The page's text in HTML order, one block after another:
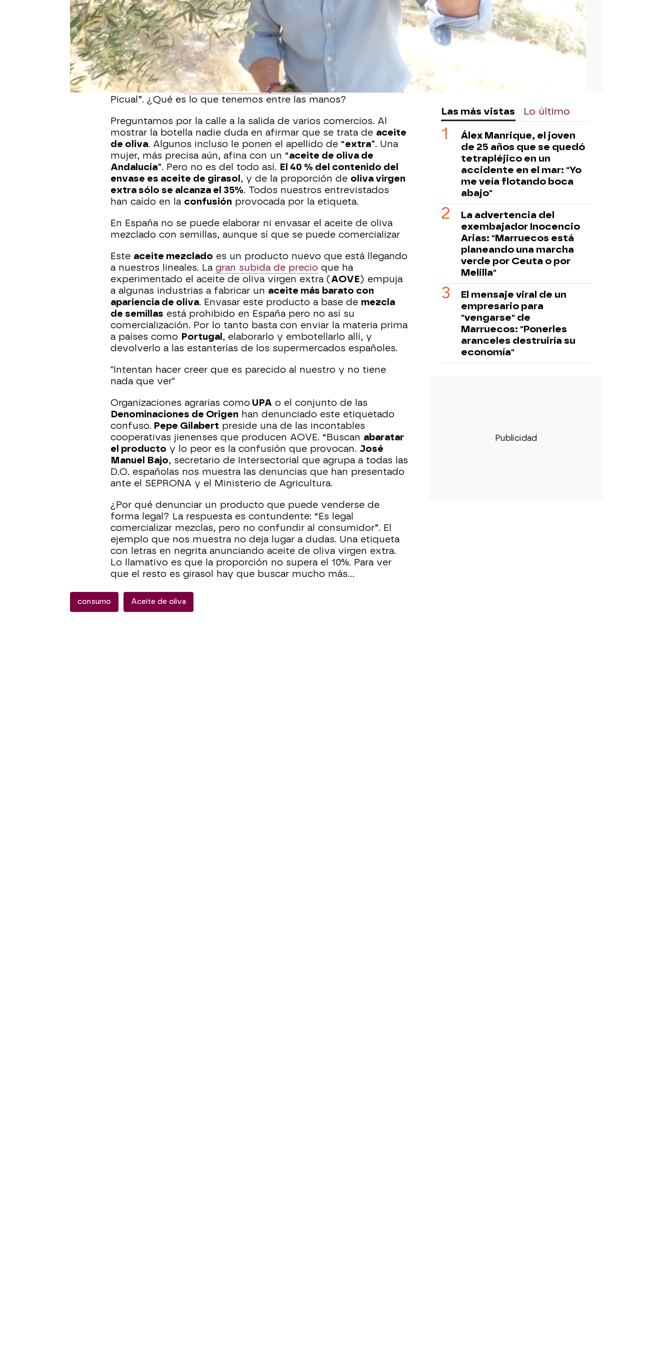
La mujer de la etiqueta mira al consumidor con ojos llenos de
arte. Las manos tejen ondas y su vestido con volantes nos
lleva a la feria de cualquier localidad andaluza. Guirnaldas de
aceitunasencuadran la pegatina sobre la botella de plástico.
Un par degirasoles
aparecen en un discreto segundo plano. Si
nos acercamos, leemos en un fondo resaltado la leyenda:
“elaborado conaceite de oliva virgen extra
de la variedad
Picual”. ¿Qué es lo que tenemos entre las manos?
Preguntamos por la calle a la salida de varios comercios. Al
mostrar la botella nadie duda en afirmar que se trata de aceite
de oliva. Algunos incluso le ponen el apellido de “extra”. Una
mujer, más precisa aún, afina con un “aceite de oliva de
Andalucía”. Pero no es del todo así. El 40 % del contenido del
envase es aceite de girasol , y de la proporción de oliva virgen
extra sólo se alcanza el 35%. Todos nuestros entrevistados
han caído en la confusión provocada por la etiqueta.
En España no se puede elaborar ni envasar el aceite de oliva
mezclado con semillas, aunque sí que se puede comercializar
Este aceite mezclado es un producto nuevo que está llegando
a nuestros lineales. La gran subida de precio que ha
experimentado el aceite de oliva virgen extra (AOVE) empuja
a algunas industrias a fabricar un aceite más barato con
apariencia de oliva. Envasar este producto a base de mezcla
de semillas está prohibido en España pero no así su
comercialización. Por lo tanto basta con enviar la materia prima
a países como Portugal , elaborarlo y embotellarlo allí, y
devolverlo a las estanterías de los supermercados españoles.
"Intentan hacer creer que es parecido al nuestro y no tiene
nada que ver"
Organizaciones agrarias como UPA o el conjunto de las
Denominaciones de Origen han denunciado este etiquetado
confuso. Pepe Gilabert preside una de las incontables
cooperativas jienenses que producen AOVE. “Buscan abaratar
el producto y lo peor es la confusión que provocan. José
Manuel Bajo, secretario de Intersectorial que agrupa a todas las
D.O. españolas nos muestra las denuncias que han presentado
ante el SEPRONA y el Ministerio de Agricultura.
¿Por qué denunciar un producto que puede venderse de
forma legal? La respuesta es contundente: “Es legal
comercializar mezclas, pero no confundir al consumidor”. El
ejemplo que nos muestra no deja lugar a dudas. Una etiqueta
con letras en negrita anunciando aceite de oliva virgen extra.
Lo llamativo es que la proporción no supera el 10%. Para ver
que el resto es girasol hay que buscar mucho más…
consumo Aceite de oliva
Las más vistas Lo último
Álex Manrique, el joven
de 25 años que se quedó
tetrapléjico en un
accidente en el mar: "Yo
me veía flotando boca
abajo"
La advertencia del
exembajador Inocencio
Arias: "Marruecos está
planeando una marcha
verde por Ceuta o por
Melilla"
El mensaje viral de un
empresario para
"vengarse" de
Marruecos: "Ponerles
aranceles destruiría su
economía"